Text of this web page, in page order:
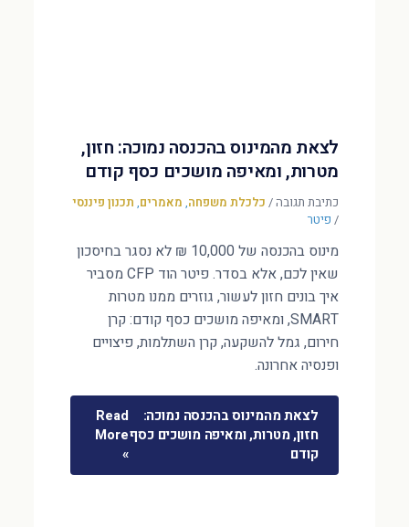
לצאת מהמינוס בהכנסה נמוכה: חזון,
מטרות, ומאיפה מושכים כסף קודם
כתיבת תגובה/ כלכלת משפחה, מאמרים, תכנון פיננסי
/ פיטר
מינוס בהכנסה של 10,000 ₪ לא נסגר בחיסכון
שאין לכם, אלא בסדר. פיטר הוד CFP מסביר
איך בונים חזון לעשור, גוזרים ממנו מטרות
SMART, ומאיפה מושכים כסף קודם: קרן
חירום, גמל להשקעה, קרן השתלמות, פיצויים
ופנסיה אחרונה.
לצאת מהמינוס בהכנסה נמוכה:
חזון, מטרות, ומאיפה מושכים כסף
קודם
Read
More
»